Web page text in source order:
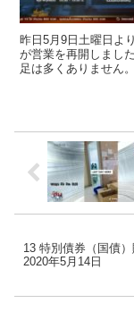
昨日5月9日土曜日よ
が営業を再開しまし
足は多くありません
13 特別債券（国債）
2020年5月14日